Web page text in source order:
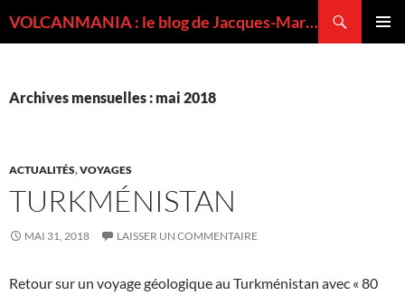
VOLCANMANIA : le blog de Jacques-Marie BARDINTZEFF, volcanologue
Archives mensuelles : mai 2018
ACTUALITÉS,VOYAGES
TURKMÉNISTAN
MAI 31, 2018 LAISSER UN COMMENTAIRE
Retour sur un voyage géologique au Turkménistan avec « 80